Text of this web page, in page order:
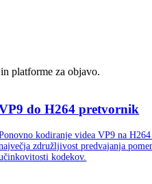
platforme za objavo.
do H264 pretvornik
kodiranje videa VP9 na
združljivost predvajanja
kodekov.